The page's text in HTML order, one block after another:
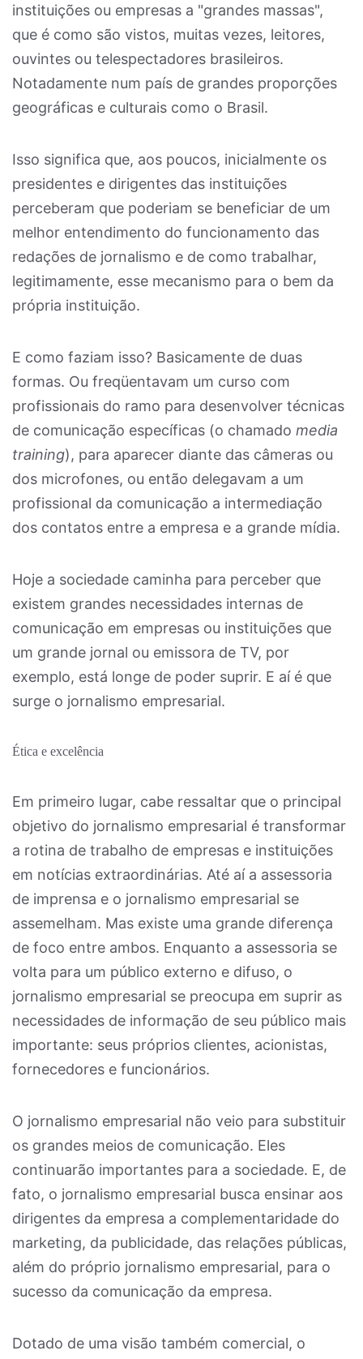
instituições ou empresas a "grandes massas",
que é como são vistos, muitas vezes, leitores,
ouvintes ou telespectadores brasileiros.
Notadamente num país de grandes proporções
geográficas e culturais como o Brasil.
Isso significa que, aos poucos, inicialmente os
presidentes e dirigentes das instituições
perceberam que poderiam se beneficiar de um
melhor entendimento do funcionamento das
redações de jornalismo e de como trabalhar,
legitimamente, esse mecanismo para o bem da
própria instituição.
E como faziam isso? Basicamente de duas
formas. Ou freqüentavam um curso com
profissionais do ramo para desenvolver técnicas
de comunicação específicas (o chamado media
training), para aparecer diante das câmeras ou
dos microfones, ou então delegavam a um
profissional da comunicação a intermediação
dos contatos entre a empresa e a grande mídia.
Hoje a sociedade caminha para perceber que
existem grandes necessidades internas de
comunicação em empresas ou instituições que
um grande jornal ou emissora de TV, por
exemplo, está longe de poder suprir. E aí é que
surge o jornalismo empresarial.
Ética e excelência
Em primeiro lugar, cabe ressaltar que o principal
objetivo do jornalismo empresarial é transformar
a rotina de trabalho de empresas e instituições
em notícias extraordinárias. Até aí a assessoria
de imprensa e o jornalismo empresarial se
assemelham. Mas existe uma grande diferença
de foco entre ambos. Enquanto a assessoria se
volta para um público externo e difuso, o
jornalismo empresarial se preocupa em suprir as
necessidades de informação de seu público mais
importante: seus próprios clientes, acionistas,
fornecedores e funcionários.
O jornalismo empresarial não veio para substituir
os grandes meios de comunicação. Eles
continuarão importantes para a sociedade. E, de
fato, o jornalismo empresarial busca ensinar aos
dirigentes da empresa a complementaridade do
marketing, da publicidade, das relações públicas,
além do próprio jornalismo empresarial, para o
sucesso da comunicação da empresa.
Dotado de uma visão também comercial, o